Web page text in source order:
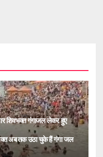
शिवभक्त गंगाजल लेकर हुए
अब तक उठा चुके हैं गंगा जल